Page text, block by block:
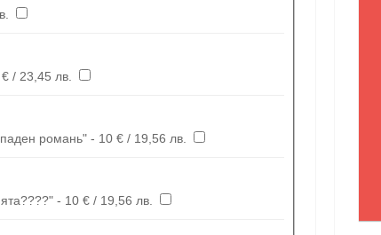
Роман - 12 € / 23,45 лв.
романь" - 10 € / 19,56 лв.
- 10 € / 19,56 лв.